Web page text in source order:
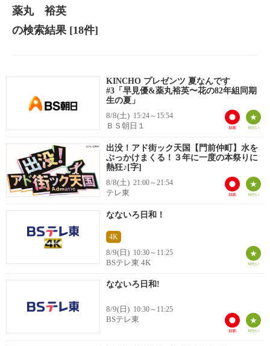
薬丸 裕英
の検索結果[18件]
KINCHO プレゼンツ 夏なんです
#3「早見優&薬丸裕英〜花の82年組同期
生の夏」
8/8(土) 15:24～15:54
ＢＳ朝日１
出没！アド街ック天国【門前仲町】水を
ぶっかけまくる！３年に一度の本祭りに
熱狂♪[字]
8/8(土) 21:00～21:54
テレ東
なないろ日和！
4K
8/9(日) 10:30～11:25
BSテレ東 4K
なないろ日和!
8/9(日) 10:30～11:25
BSテレ東